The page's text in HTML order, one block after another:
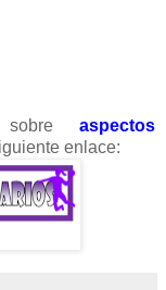
sobre aspectos
enlace: